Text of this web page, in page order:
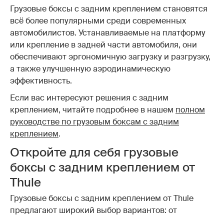
Грузовые боксы с задним креплением становятся
всё более популярными среди современных
автомобилистов. Устанавливаемые на платформу
или крепление в задней части автомобиля, они
обеспечивают эргономичную загрузку и разгрузку,
а также улучшенную аэродинамическую
эффективность.
Если вас интересуют решения с задним
креплением, читайте подробнее в нашем полном
руководстве по грузовым боксам с задним
креплением.
Откройте для себя грузовые
боксы с задним креплением от
Thule
Грузовые боксы с задним креплением от Thule
предлагают широкий выбор вариантов: от